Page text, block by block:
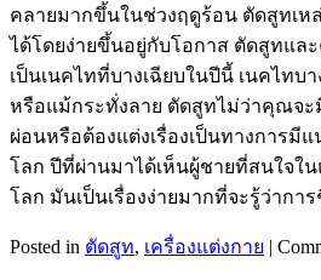
คลายมากขึ้นในช่วงฤดูร้อน ตัดสูทเห
ได้โดยง่ายขึ้นอยู่กับโอกาส ตัดสูทแล
เป็นเนคไทที่บางเฉียบในปีนี้ เนคไท
หรือแม้กระทั่งลาย ตัดสูทไม่ว่าคุณจ
ผ่อนหรือต้องแต่งเรื่องเป็นทางการ
โลก ปีที่ผ่านมาได้เห็นผู้ชายที่สนใจ
โลก มันเป็นเรื่องง่ายมากที่จะรู้ว่ากา
Posted in ตัดสูท, เครื่องแต่งกาย |